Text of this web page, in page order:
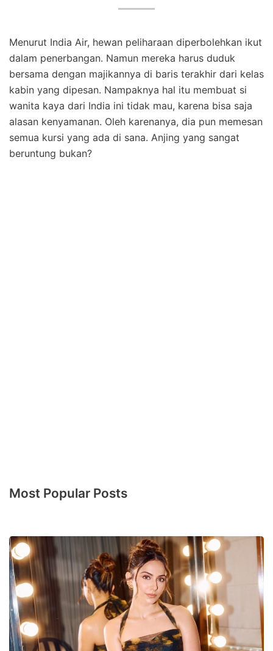
Menurut India Air, hewan peliharaan diperbolehkan ikut
dalam penerbangan. Namun mereka harus duduk
bersama dengan majikannya di baris terakhir dari kelas
kabin yang dipesan. Nampaknya hal itu membuat si
wanita kaya dari India ini tidak mau, karena bisa saja
alasan kenyamanan. Oleh karenanya, dia pun memesan
semua kursi yang ada di sana. Anjing yang sangat
beruntung bukan?
Most Popular Posts